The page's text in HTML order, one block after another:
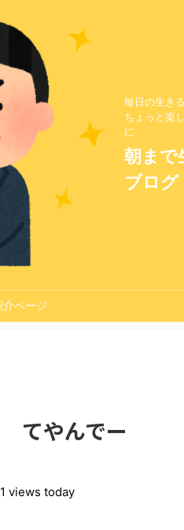
毎日の生き
ちょっと楽
に
朝まで
ブログ
介ページ
てやんでー
views today